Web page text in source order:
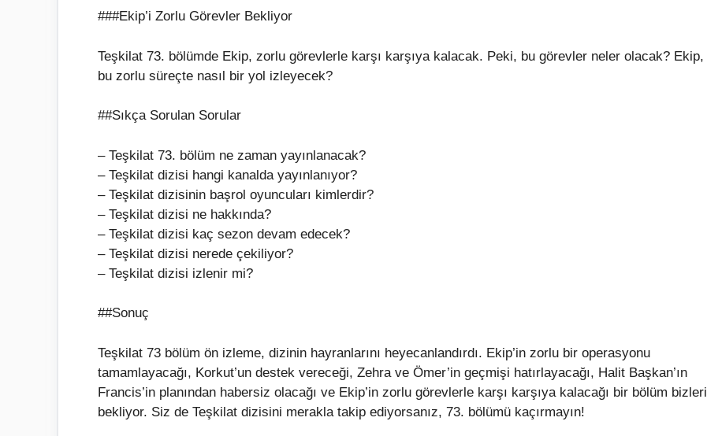
###Ekip’i Zorlu Görevler Bekliyor
Teşkilat 73. bölümde Ekip, zorlu görevlerle karşı karşıya kalacak. Peki, bu görevler neler olacak? Ekip,
bu zorlu süreçte nasıl bir yol izleyecek?
##Sıkça Sorulan Sorular
– Teşkilat 73. bölüm ne zaman yayınlanacak?
– Teşkilat dizisi hangi kanalda yayınlanıyor?
– Teşkilat dizisinin başrol oyuncuları kimlerdir?
– Teşkilat dizisi ne hakkında?
– Teşkilat dizisi kaç sezon devam edecek?
– Teşkilat dizisi nerede çekiliyor?
– Teşkilat dizisi izlenir mi?
##Sonuç
Teşkilat 73 bölüm ön izleme, dizinin hayranlarını heyecanlandırdı. Ekip’in zorlu bir operasyonu
tamamlayacağı, Korkut’un destek vereceği, Zehra ve Ömer’in geçmişi hatırlayacağı, Halit Başkan’ın
Francis’in planından habersiz olacağı ve Ekip’in zorlu görevlerle karşı karşıya kalacağı bir bölüm bizleri
bekliyor. Siz de Teşkilat dizisini merakla takip ediyorsanız, 73. bölümü kaçırmayın!